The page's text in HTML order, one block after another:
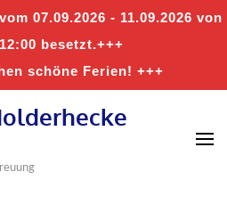
07.09.2026 - 11.09.2026 von
besetzt.+++
schöne Ferien! +++